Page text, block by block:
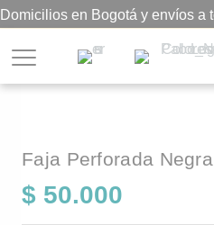
Domicilios en Bogotá y envíos a
Faja Perforada
$ 50.000